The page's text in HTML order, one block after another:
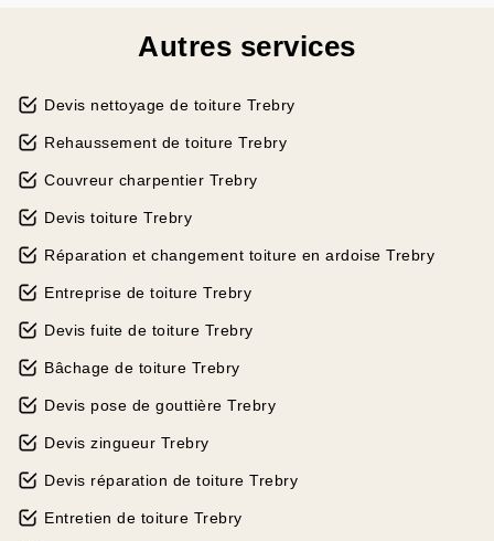
Autres services
Devis nettoyage de toiture Trebry
Rehaussement de toiture Trebry
Couvreur charpentier Trebry
Devis toiture Trebry
Réparation et changement toiture en ardoise Trebry
Entreprise de toiture Trebry
Devis fuite de toiture Trebry
Bâchage de toiture Trebry
Devis pose de gouttière Trebry
Devis zingueur Trebry
Devis réparation de toiture Trebry
Entretien de toiture Trebry